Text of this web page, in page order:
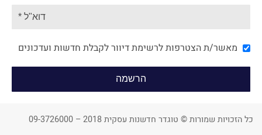
מאשר/ת הצטרפות לרשימת דיוור לקבלת חדשות ועדכונים
כל הזכויות שמורות © טוגדר חדשנות עסקית 2018 – 09-3726000